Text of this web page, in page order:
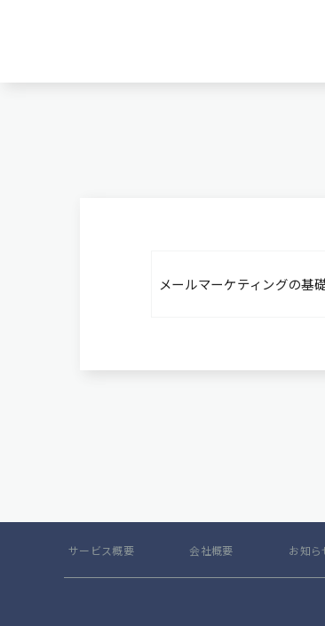
メールマーケティングの基
サービス概要 会社概要 お知ら